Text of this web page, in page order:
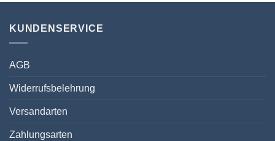
KUNDENSERVICE
AGB
Widerrufsbelehrung
Versandarten
Zahlungsarten